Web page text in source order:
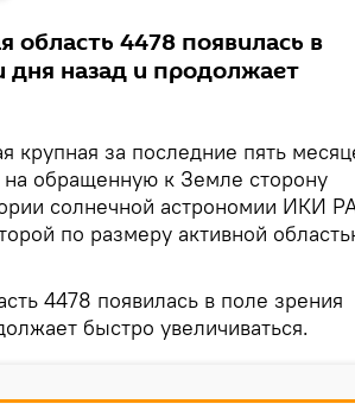
4478 появилась в
дня назад и продолжает
крупная за последние пять
обращенную к Земле сторону
солнечной астрономии ИКИ
по размеру активной
4478 появилась в поле зрения
быстро увеличиваться.